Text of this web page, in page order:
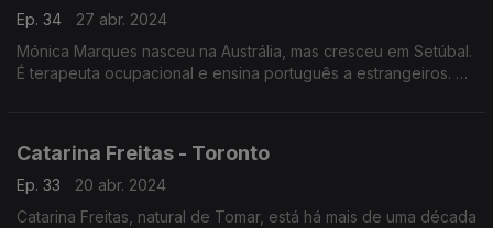
Ep. 34
27 abr. 2024
Mónica Marques nasceu na Austrália, mas cresceu em Setúbal.
É terapeuta ocupacional e ensina português a estrangeiros. Na
Catarina Freitas - Toronto
Ep. 33
20 abr. 2024
Catarina Freitas, natural de Tomar, está há mais de uma década